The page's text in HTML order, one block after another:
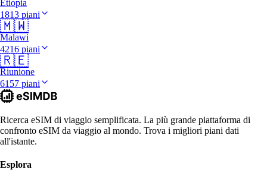
Etiopia
1813 piani
🇲🇼
Malawi
4216 piani
🇷🇪
Riunione
6157 piani
Ricerca eSIM di viaggio semplificata. La più grande piattaforma di
confronto eSIM da viaggio al mondo. Trova i migliori piani dati
all'istante.
Esplora